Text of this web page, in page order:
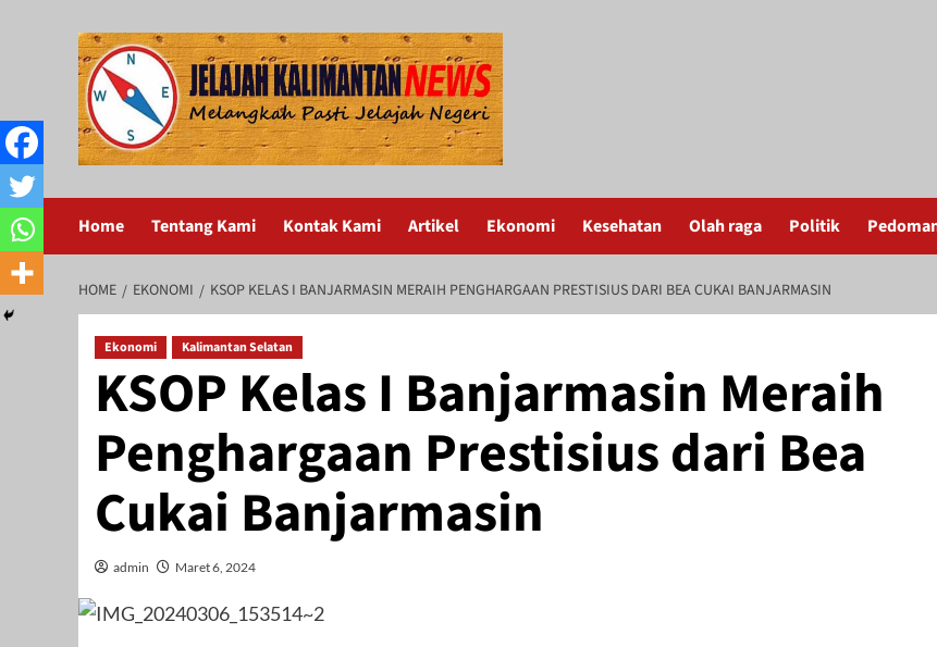
Home Tentang Kami Kontak Kami Artikel Ekonomi Kesehatan Olah raga Politik
HOME EKONOMI KSOP KELAS I BANJARMASIN MERAIH PENGHARGAAN PRESTISIUS DARI BEA CUKAI BANJARMASIN
Ekonomi Kalimantan Selatan
KSOP Kelas I Banjarmasin Meraih
Penghargaan Prestisius dari Bea
Cukai Banjarmasin
admin Maret 6, 2024